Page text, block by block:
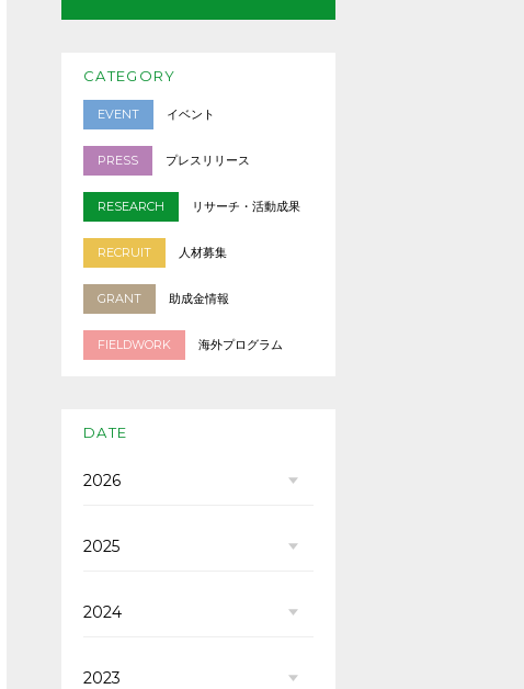
CATEGORY
EVENT イベント
PRESS プレスリリース
RESEARCH リサーチ・活動成果
RECRUIT 人材募集
GRANT 助成金情報
FIELDWORK 海外プログラム
DATE
2026
2025
2024
2023